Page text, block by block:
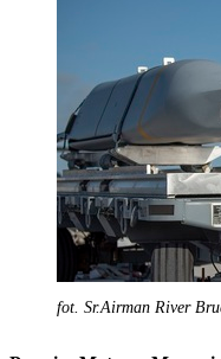
fot. Sr.Airman River